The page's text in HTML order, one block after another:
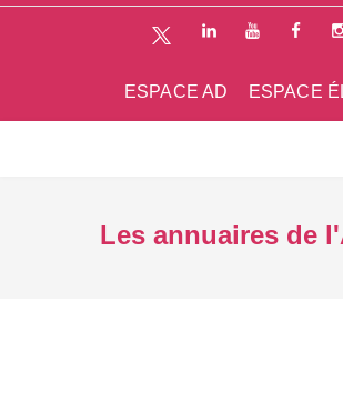
ESPACE
ESPACE AD
Les annuaires de